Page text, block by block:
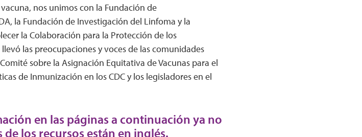
nos unimos con la Fundación de
la Fundación de Investigación del Linfoma y la
la Colaboración para la Protección de los
las preocupaciones y voces de las comunidades
sobre la Asignación Equitativa de Vacunas para el
de Inmunización en los CDC y los legisladores en el
en las páginas a continuación ya no
los recursos están en inglés.